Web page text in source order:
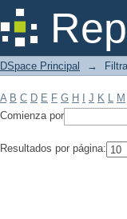
Filtrar por:
DSpace Principal →
A B C D E F G H J K L M
Comienza por
Resultados por página: